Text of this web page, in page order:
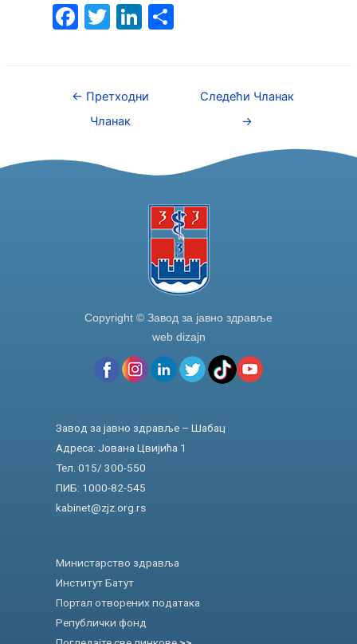
F
e
b
o
T
er
Li
e
S
← Претходни
Чланак
Следећи Чланак
→
Copyright © Завод за јавно здравље
web dizajn
Завод за јавно здравље – Шабац
Адреса: Јована Цвијића 1
Тел. 015/ 300-550
ПИБ: 1000-82-545
kabinet@zjz.org.rs
Министарство здравља
Институт Батут
Портал отворених података
Републички фонд